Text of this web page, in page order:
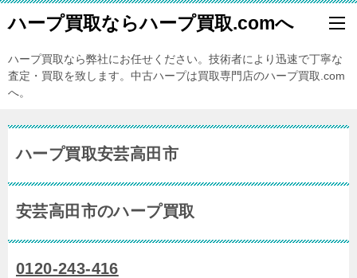
ハープ買取ならハープ買取.comへ
ハープ買取なら弊社にお任せください。技術者により迅速で丁寧な
査定・買取を致します。中古ハープは買取専門店のハープ買取.com
へ。
ハープ買取安芸高田市
安芸高田市のハープ買取
0120-243-416